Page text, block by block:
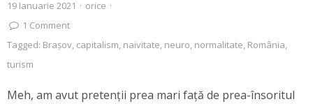
19 Ianuarie 2021 · orice ·
1 Comment
Tagged: Brașov, capitalism, naivitate, neuro, normalitate, România,
turism
Meh, am avut pretenții prea mari față de prea-însoritul